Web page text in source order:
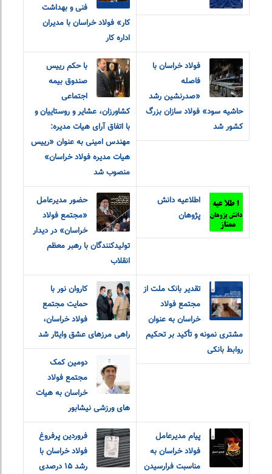
فنی و بهداشت
کار» فولاد خراسان با مدیران
اداره کار
فولاد خراسان با
فاصله
«صدرنشین رشد
حاشیه سود» فولاد سازان بزرگ
کشور شد
با حکم رییس
صندوق بیمه
اجتماعی
کشاورزان، عشایر و روستاییان و
با اتفاق آرای هیات مدیره:
مهندس امینی به عنوان «رییس
هیات مدیره فولاد خراسان»
منصوب شد
اطلاعیه دانش
پژوهان
حضور مدیرعامل
«مجتمع فولاد
خراسان» در دیدار
تولیدکنندگان با رهبر معظم
انقلاب
تقدیر بانک ملت از
مجتمع فولاد
خراسان به عنوان
مشتری نمونه و تأکید بر تحکیم
روابط بانکی
کاروان نور با
حمایت مجتمع
فولاد خراسان،
راهی مرزهای عشق و‌ایثار شد
دومین کمک
مجتمع فولاد
خراسان به هیات
های ورزشی نیشابور
پیام مدیرعامل
فولاد خراسان به
مناسبت فرارسیدن
فروردین پرفروغ
فولاد خراسان با
رشد ۱۵ درصدی